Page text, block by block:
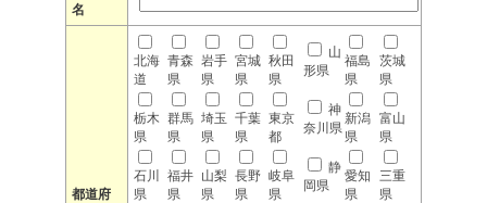
名
都道府
北海
道
青森
県
岩手
県
宮城
県
秋田
県
山
形県
福島
県
茨城
県
栃木
県
群馬
県
埼玉
県
千葉
県
東京
都
神
奈川県
新潟
県
富山
県
石川
県
福井
県
山梨
県
長野
県
岐阜
県
静
岡県
愛知
県
三重
県